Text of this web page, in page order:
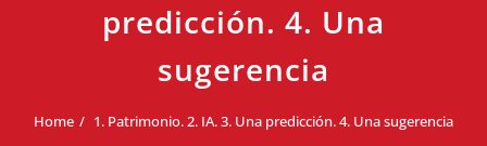
predicción. 4. Una
sugerencia
Home 1. Patrimonio. 2. IA. 3. Una predicción. 4. Una sugerencia